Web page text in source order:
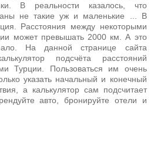
В реальности казалось, что
не такие уж и маленькие ... В
Расстояния между некоторыми
может превышать 2000 км. А это
На данной странице сайта
подсчёта расстояний
Турции. Пользоваться им очень
указать начальный и конечный
а калькулятор сам подсчитает
авто, бронируйте отели и